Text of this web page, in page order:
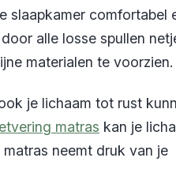
slaapkamer comfortabel
alle losse spullen
materialen te voorzien.
je lichaam tot rust
matras kan je
neemt druk van je